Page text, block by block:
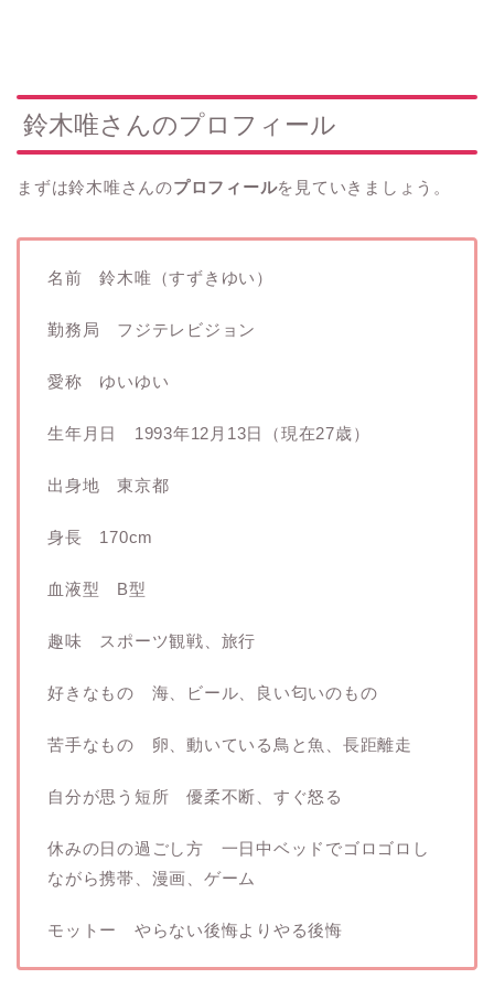
鈴木唯さんのプロフィール
まずは鈴木唯さんのプロフィールを見ていきましょう。
名前 鈴木唯（すずきゆい）
勤務局 フジテレビジョン
愛称 ゆいゆい
生年月日 1993年12月13日（現在27歳）
出身地 東京都
身長 170cm
血液型 B型
趣味 スポーツ観戦、旅行
好きなもの 海、ビール、良い匂いのもの
苦手なもの 卵、動いている鳥と魚、長距離走
自分が思う短所 優柔不断、すぐ怒る
休みの日の過ごし方 一日中ベッドでゴロゴロし
ながら携帯、漫画、ゲーム
モットー やらない後悔よりやる後悔